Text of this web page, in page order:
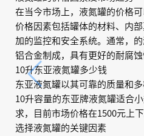
在当今市场上，液氮罐的价格
价格因素包括罐体的材料、内
加的监控和安全系统。通常，
铝合金制成，具有更好的耐腐蚀
10升东亚液氮罐多少钱
东亚液氮罐以其可靠的质量和
10升容量的东亚牌液氮罐适合
求，目前市场价格在1500元上下
选择液氮罐的关键因素